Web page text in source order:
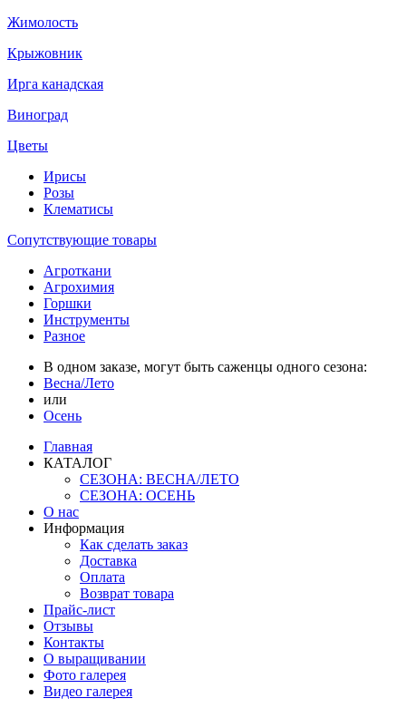
Жимолость
Крыжовник
Ирга канадская
Виноград
Цветы
Ирисы
Розы
Клематисы
Сопутствующие товары
Агроткани
Агрохимия
Горшки
Инструменты
Разное
В одном заказе, могут быть саженцы одного сезона:
Весна/Лето
или
Осень
Главная
КАТАЛОГ
СЕЗОНА: ВЕСНА/ЛЕТО
СЕЗОНА: ОСЕНЬ
О нас
Информация
Как сделать заказ
Доставка
Оплата
Возврат товара
Прайс-лист
Отзывы
Контакты
О выращивании
Фото галерея
Видео галерея